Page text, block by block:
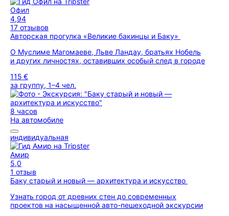
Офил
4,94
17 отзывов
Авторская прогулка «Великие бакинцы и Баку»
О Муслиме Магомаеве, Льве Ландау, братьях Нобель
и других личностях, оставивших особый след в городе
115 €
за группу, 1–4 чел.
8 часов
На автомобиле
индивидуальная
Амир
5,0
1 отзыв
Баку старый и новый — архитектура и искусство
Узнать город от древних стен до современных
проектов на насыщенной авто-пешеходной экскурсии